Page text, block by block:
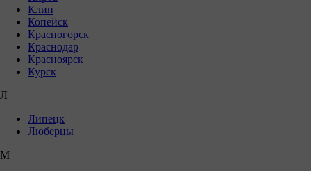
Клин
Копейск
Красногорск
Краснодар
Красноярск
Курск
Л
Липецк
Люберцы
М